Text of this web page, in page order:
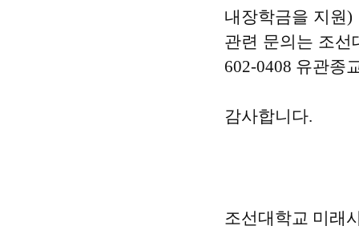
내장학금을 지원)
관련 문의는 조선
602-0408 유관종
감사합니다.
조선대학교 미래